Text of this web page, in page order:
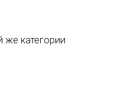
же категории